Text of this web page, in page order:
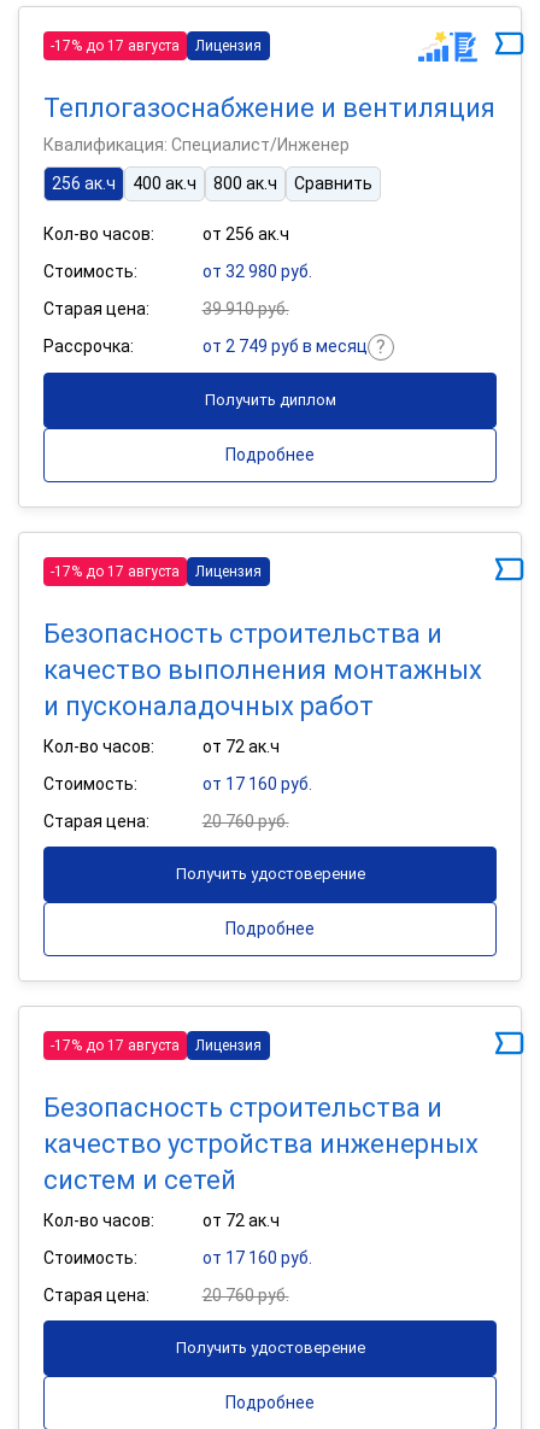
-17% до 17 августа Лицензия
Теплогазоснабжение и вентиляция
Квалификация: Специалист/Инженер
256 ак.ч
400 ак.ч 800 ак.ч Сравнить
Кол-во часов:
от 256 ак.ч
Стоимость:
от 32 980 руб.
Старая цена:
39 910 руб.
Рассрочка:
от 2 749 руб в месяц
Получить диплом
Подробнее
-17% до 17 августа Лицензия
Безопасность строительства и
качество выполнения монтажных
и пусконаладочных работ
Кол-во часов:
от 72 ак.ч
Стоимость:
от 17 160 руб.
Старая цена:
20 760 руб.
Получить удостоверение
Подробнее
-17% до 17 августа Лицензия
Безопасность строительства и
качество устройства инженерных
систем и сетей
Кол-во часов:
от 72 ак.ч
Стоимость:
от 17 160 руб.
Старая цена:
20 760 руб.
Получить удостоверение
Подробнее